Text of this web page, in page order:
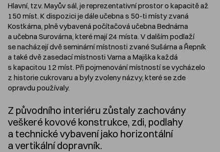
Hlavní, tzv. Mayův sál, je reprezentativní prostor o kapacitě až
150 míst. K dispozici je dále učebna s 50-ti místy zvaná
Kostkárna, plně vybavená počítačová učebna Bednárna
a učebna Surovárna, které mají 24 místa. V dalším podlaží
se nacházejí dvě seminární místnosti zvané Sušárna a Řepník
a také dvě zasedací místnosti Varna a Majška každá
s kapacitou 12 míst. Při pojmenování místností se vycházelo
z historie cukrovaru a byly zvoleny názvy, které se zde
opravdu používaly.
Z původního interiéru zůstaly zachovány
veškeré kovové konstrukce, zdi, podlahy
a technické vybavení jako horizontální
a vertikální dopravník.